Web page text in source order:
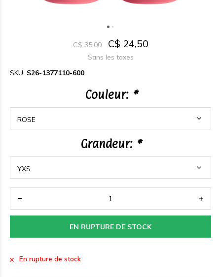
C$ 35,00 C$ 24,50
Sans les taxes
SKU: S26-1377110-600
Couleur: *
Grandeur: *
EN RUPTURE DE STOCK
En rupture de stock